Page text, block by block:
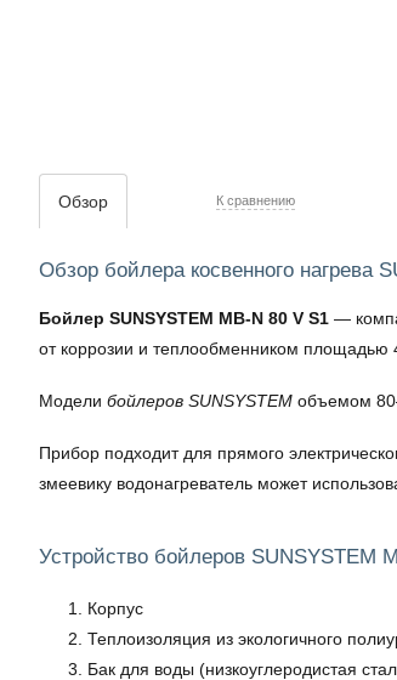
Обзор К сравнению
Обзор бойлера косвенного нагрева
Бойлер SUNSYSTEM MB-N 80 V S1 —
от коррозии и теплообменником площадью
Модели бойлеров SUNSYSTEM объемом
Прибор подходит для прямого
змеевику водонагреватель может
Устройство бойлеров SUNSYSTEM
Корпус
Теплоизоляция из экологичного
Бак для воды (низкоуглеродистая